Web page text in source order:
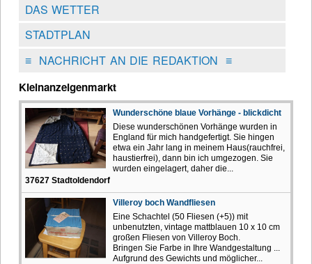
DAS WETTER
STADTPLAN
≡NACHRICHT AN DIE REDAKTION ≡
Kleinanzeigenmarkt
Wunderschöne blaue Vorhänge - blickdicht
Diese wunderschönen Vorhänge wurden in
England für mich handgefertigt. Sie hingen
etwa ein Jahr lang in meinem Haus(rauchfrei,
haustierfrei), dann bin ich umgezogen. Sie
wurden eingelagert, daher die...
37627 Stadtoldendorf
Villeroy boch Wandfliesen
Eine Schachtel (50 Fliesen (+5)) mit
unbenutzten, vintage mattblauen 10 x 10 cm
großen Fliesen von Villeroy Boch.
Bringen Sie Farbe in Ihre Wandgestaltung ...
Aufgrund des Gewichts und möglicher...